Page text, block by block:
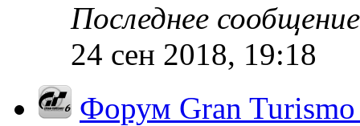
Последнее сообщение
24 сен 2018, 19:18
Форум Gran